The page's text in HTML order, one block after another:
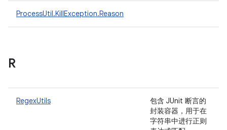
ProcessUtil.KillException.Reason
R
RegexUtils
包含 JUnit 断言的
封装容器，用于在
字符串中进行正则